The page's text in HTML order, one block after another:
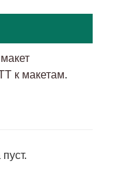
к макетам.